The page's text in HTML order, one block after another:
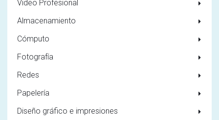
Video Profesional
Almacenamiento
Cómputo
Fotografía
Redes
Papelería
Diseño gráfico e impresiones